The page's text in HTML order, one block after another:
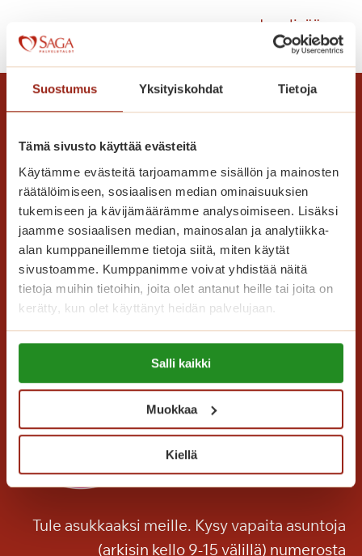
Suostumus Yksityiskohdat Tietoja
Tämä sivusto käyttää evästeitä
Käytämme evästeitä tarjoamamme sisällön ja mainosten
räätälöimiseen, sosiaalisen median ominaisuuksien
tukemiseen ja kävijämäärämme analysoimiseen. Lisäksi
jaamme sosiaalisen median, mainosalan ja analytiikka-
alan kumppaneillemme tietoja siitä, miten käytät
sivustoamme. Kumppanimme voivat yhdistää näitä
tietoja muihin tietoihin, joita olet antanut heille tai joita on
kerätty, kun olet käyttänyt heidän palvelujaan.
Lue lisää evästeistä:
https://sagacare.fi/evasteet/
Salli kaikki
Muokkaa
Kiellä
m
i
s
a
l
l
a
Lue lisää
K
i
y
h
u
i
p
p
u
t
a
s
n
o
s
e
t
t
Saga Care Finland Oy
Mannerheimintie 164 PL 11
00301 Helsinki
Kaikki yhteystiedot
Tule asukkaaksi meille. Kysy vapaita asuntoja
(arkisin kello 9-15 välillä) numerosta